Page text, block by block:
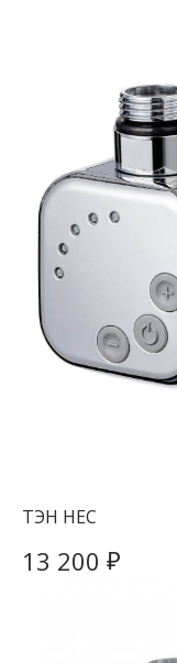
ТЭН HEC
13 200 ₽